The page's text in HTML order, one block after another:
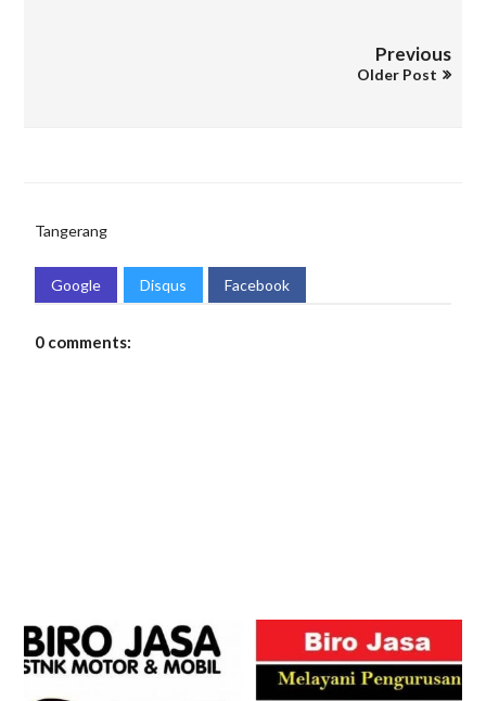
Previous
Older Post
Tangerang
Google Disqus Facebook
0 comments: